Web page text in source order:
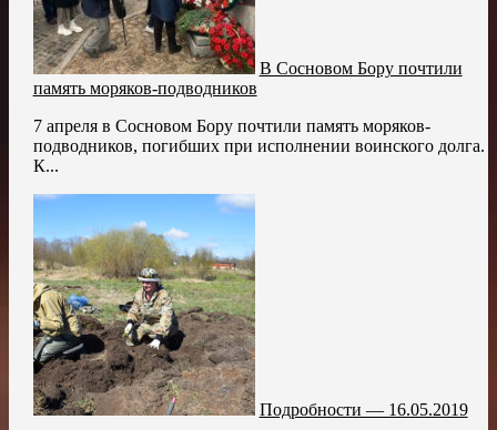
В Сосновом Бору почтили
память моряков-подводников
7 апреля в Сосновом Бору почтили память моряков-
подводников, погибших при исполнении воинского долга.
К...
Подробности — 16.05.2019